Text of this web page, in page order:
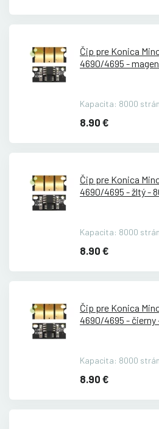
Čip pre Konica
4690/
4695 -
Kapacita: 8000
8.90 €
Čip pre Konica
4690/
4695 -
Kapacita: 8000
8.90 €
Čip pre Konica
4690/4695 -
Kapacita: 8000
8.90 €